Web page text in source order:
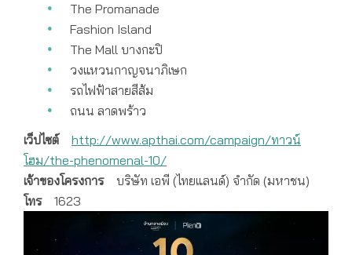
The Promanade
Fashion Island
The Mall บางกะปิ
วงแหวนกาญจนาภิเษก
รถไฟฟ้าสายสีส้ม
ถนน ลาดพร้าว
เว็ปไซต์ http://www.apthai.com/campaign/ทาวน์
โฮม/the-phenomenal-10/
เจ้าของโครงการ บริษัท เอพี (ไทยแลนด์) จำกัด (มหาชน)
โทร1623